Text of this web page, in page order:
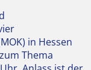
in Hessen
Thema